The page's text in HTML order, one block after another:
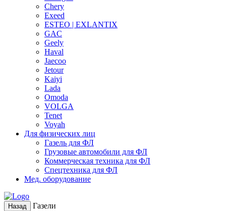
Chery
Exeed
ESTEO | EXLANTIX
GAC
Geely
Haval
Jaecoo
Jetour
Kaiyi
Lada
Omoda
VOLGA
Tenet
Voyah
Для физических лиц
Газель для ФЛ
Грузовые автомобили для ФЛ
Коммерческая техника для ФЛ
Спецтехника для ФЛ
Мед. оборудование
Назад Газели